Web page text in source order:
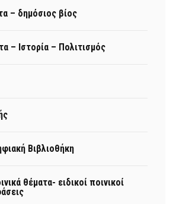
– δημόσιος βίος
– Ιστορία – Πολιτισμός
Βιβλιοθήκη
θέματα- ειδικοί ποινικοί